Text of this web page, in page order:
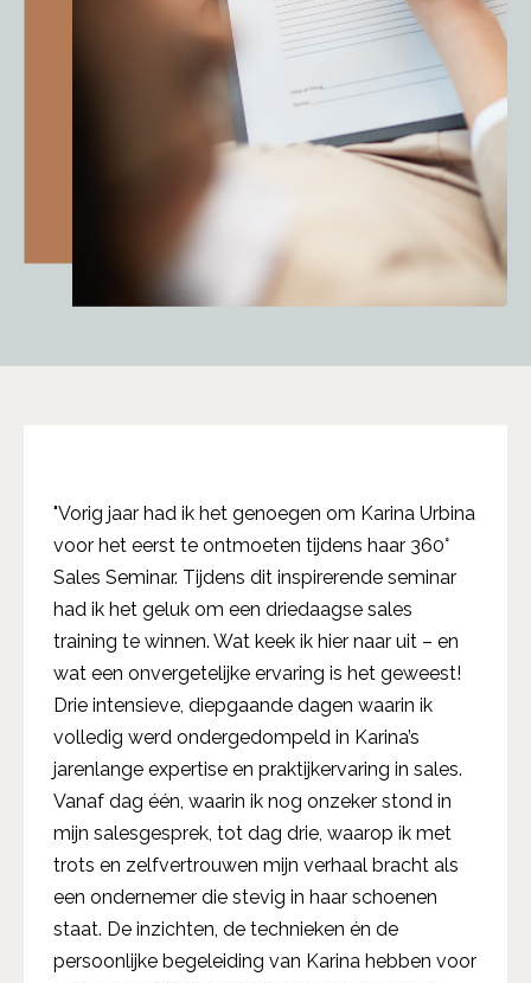
"Vorig jaar had ik het genoegen om Karina Urbina
voor het eerst te ontmoeten tijdens haar 360°
Sales Seminar. Tijdens dit inspirerende seminar
had ik het geluk om een driedaagse sales
training te winnen. Wat keek ik hier naar uit – en
wat een onvergetelijke ervaring is het geweest!
Drie intensieve, diepgaande dagen waarin ik
volledig werd ondergedompeld in Karina’s
jarenlange expertise en praktijkervaring in sales.
Vanaf dag één, waarin ik nog onzeker stond in
mijn salesgesprek, tot dag drie, waarop ik met
trots en zelfvertrouwen mijn verhaal bracht als
een ondernemer die stevig in haar schoenen
staat. De inzichten, de technieken én de
persoonlijke begeleiding van Karina hebben voor